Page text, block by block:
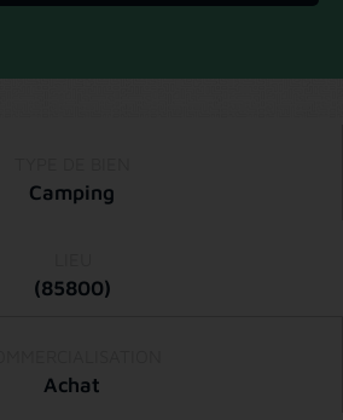
Camping
(85800)
Achat